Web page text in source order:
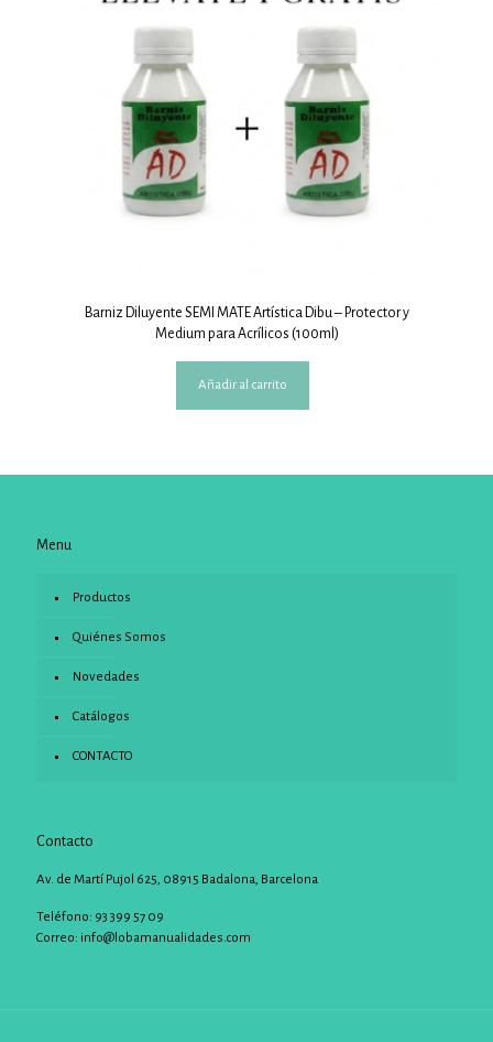
Barniz Diluyente SEMI MATE Artística Dibu – Protector y
Medium para Acrílicos (100ml)
Añadir al carrito
Menu
Productos
Quiénes Somos
Novedades
Catálogos
CONTACTO
Contacto
Av. de Martí Pujol 625, 08915 Badalona, Barcelona
Teléfono: 93 399 57 09
Correo: info@lobamanualidades.com